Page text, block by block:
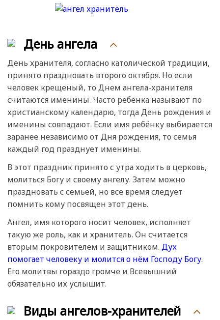
День ангела
День хранителя, согласно католической традиции,
принято праздновать второго октября. Но если
человек крещеный, то Днем ангела-хранителя
считаются именины. Часто ребёнка называют по
христианскому календарю, тогда День рождения и
именины совпадают. Если имя ребёнку выбирается
заранее независимо от Дня рождения, то семья
каждый год празднует именины.
В этот праздник принято с утра ходить в церковь,
молиться Богу и своему ангелу. Затем можно
праздновать с семьей, но все время следует
помнить кому посвящен этот день.
Ангел, имя которого носит человек, исполняет
такую же роль, как и хранитель. Он считается
вторым покровителем и защитником. Дух
помогает человеку и молится о нём Господу Богу.
Его молитвы гораздо громче и Всевышний
обязательно их услышит.
Виды ангелов-хранителей